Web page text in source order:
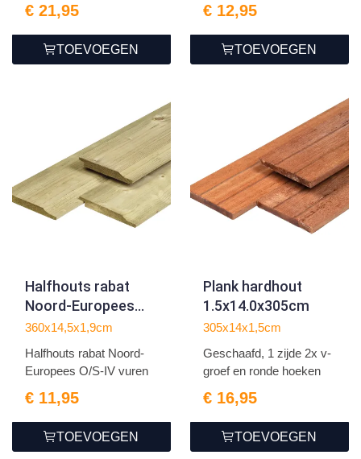
€ 21,95
TOEVOEGEN
€ 12,95
TOEVOEGEN
Halfhouts rabat
Noord-Europees
O/S-IV vuren
360x14,5x1,9cm
Halfhouts rabat Noord-
Europees O/S-IV vuren
€ 11,95
TOEVOEGEN
Plank hardhout
1.5x14.0x305cm
305x14x1,5cm
Geschaafd, 1 zijde 2x v-
groef en ronde hoeken
€ 16,95
TOEVOEGEN